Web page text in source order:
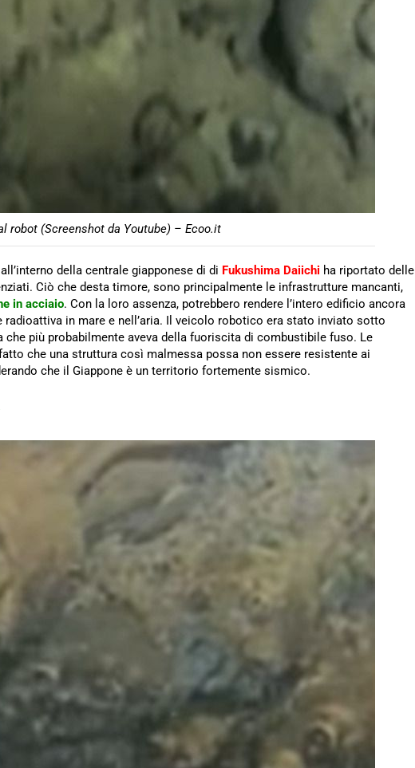
robot (Screenshot da Youtube) – Ecoo.it
della centrale giapponese di di Fukushima Daiichi ha riportato delle
Ciò che desta timore, sono principalmente le infrastrutture mancanti,
in acciaio. Con la loro assenza, potrebbero rendere l’intero edificio ancora
in mare e nell’aria. Il veicolo robotico era stato inviato sotto
che più probabilmente aveva della fuoriscita di combustibile fuso. Le
che una struttura così malmessa possa non essere resistente ai
che il Giappone è un territorio fortemente sismico.